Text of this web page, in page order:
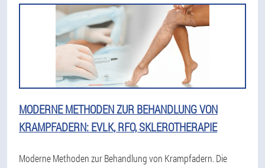
MODERNE METHODEN ZUR BEHANDLUNG VON
KRAMPFADERN: EVLK, RFO, SKLEROTHERAPIE
Moderne Methoden zur Behandlung von Krampfadern. Die